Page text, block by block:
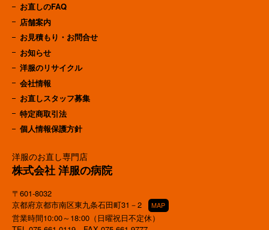
洋服のお直し専門店
株式会社 洋服の病院
〒601-8032
京都府京都市南区東九条石田町31－2
MAP
営業時間10:00～18:00（日曜祝日不定休）
お直しのFAQ
店舗案内
お見積もり・お問合せ
お知らせ
洋服のリサイクル
会社情報
お直しスタッフ募集
特定商取引法
個人情報保護方針